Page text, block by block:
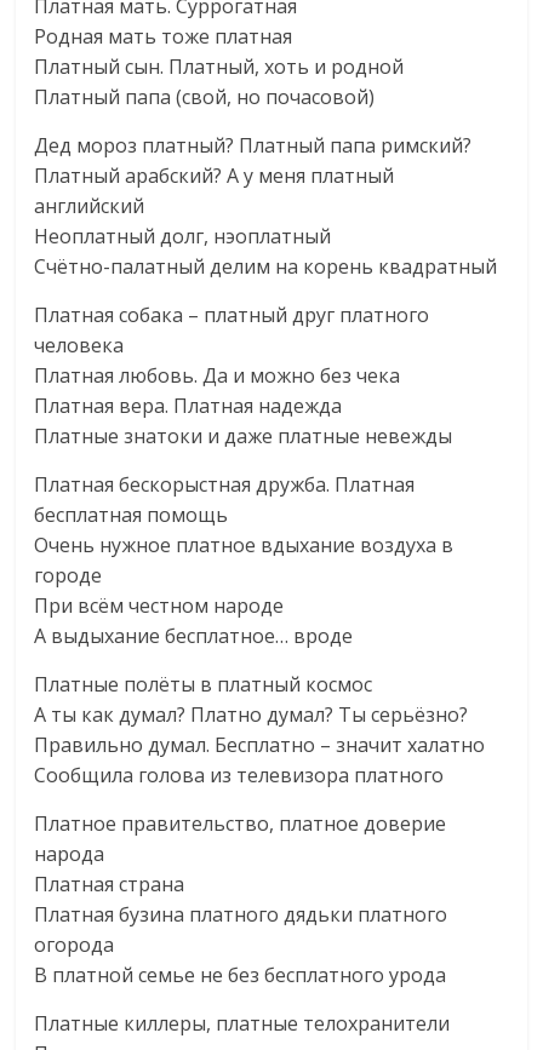
Платная мать. Суррогатная
Родная мать тоже платная
Платный сын. Платный, хоть и родной
Платный папа (свой, но почасовой)
Дед мороз платный? Платный папа римский?
Платный арабский? А у меня платный
английский
Неоплатный долг, нэоплатный
Счётно-палатный делим на корень квадратный
Платная собака – платный друг платного
человека
Платная любовь. Да и можно без чека
Платная вера. Платная надежда
Платные знатоки и даже платные невежды
Платная бескорыстная дружба. Платная
бесплатная помощь
Очень нужное платное вдыхание воздуха в
городе
При всём честном народе
А выдыхание бесплатное… вроде
Платные полёты в платный космос
А ты как думал? Платно думал? Ты серьёзно?
Правильно думал. Бесплатно – значит халатно
Сообщила голова из телевизора платного
Платное правительство, платное доверие
народа
Платная страна
Платная бузина платного дядьки платного
огорода
В платной семье не без бесплатного урода
Платные киллеры, платные телохранители